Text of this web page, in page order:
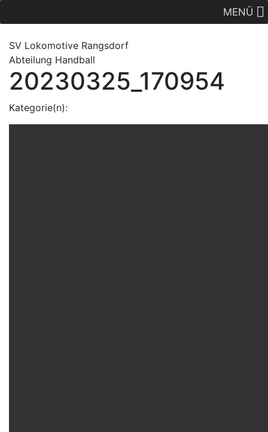
MENÜ
SV Lokomotive Rangsdorf
Abteilung Handball
20230325_170954
Kategorie(n):